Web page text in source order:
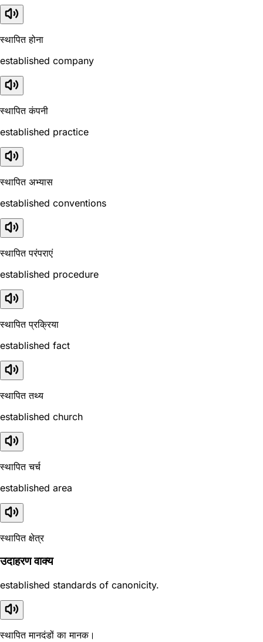
स्थापित होना
established company
स्थापित कंपनी
established practice
स्थापित अभ्यास
established conventions
स्थापित परंपराएं
established procedure
स्थापित प्रक्रिया
established fact
स्थापित तथ्य
established church
स्थापित चर्च
established area
स्थापित क्षेत्र
उदाहरण वाक्य
established standards of canonicity.
स्थापित मानदंडों का मानक।